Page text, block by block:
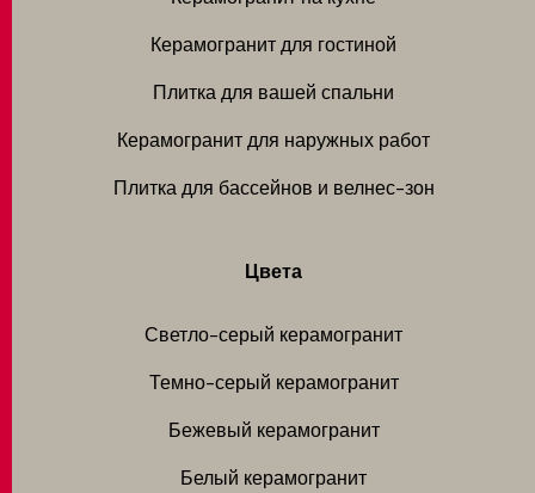
Керамогранит для гостиной
Плитка для вашей спальни
Керамогранит для наружных работ
Плитка для бассейнов и велнес-зон
Цвета
Светло-серый керамогранит
Темно-серый керамогранит
Бежевый керамогранит
Белый керамогранит